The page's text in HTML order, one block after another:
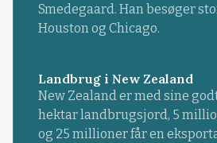
Smedegaard. Han besøger
Houston og Chicago.
Landbrug i New Zealand
New Zealand er med sine
hektar landbrugsjord, 5
og 25 millioner får en